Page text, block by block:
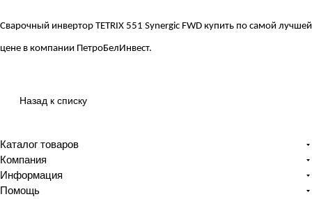
Сварочный инвертор TETRIX 551 Synergic FWD купить по самой лучшей
цене в компании ПетроБелИнвест.
Назад к списку
Каталог товаров
Компания
Информация
Помощь